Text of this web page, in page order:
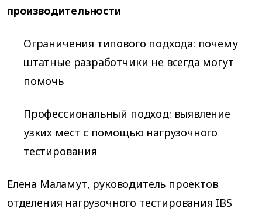
производительности
Ограничения типового подхода: почему
штатные разработчики не всегда могут
помочь
Профессиональный подход: выявление
узких мест с помощью нагрузочного
тестирования
Елена Маламут, руководитель проектов
отделения нагрузочного тестирования IBS